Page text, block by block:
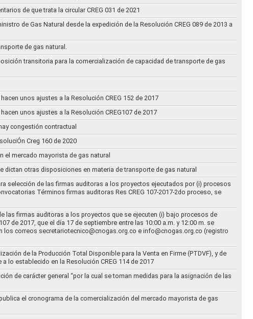
de que trata la circular CREG 031 de 2021
de Gas Natural desde la expedición de la Resolución CREG 089 de 2013 a
de gas natural.
transitoria para la comercialización de capacidad de transporte de gas
unos ajustes a la Resolución CREG 152 de 2017
unos ajustes a la Resolución CREG107 de 2017
congestión contractual
Creg 160 de 2020
mercado mayorista de gas natural
otras disposiciones en materia de transporte de gas natural
selección de las firmas auditoras a los proyectos ejecutados por (i) procesos
Términos firmas auditoras Res CREG 107-2017-2do proceso, se
las firmas auditoras a los proyectos que se ejecuten (i) bajo procesos de
de 2017, que el día 17 de septiembre entre las 10:00 a.m. y 12:00 m. se
correos secretariotecnico@cnogas.org.co e info@cnogas.org.co (registro
de la Producción Total Disponible para la Venta en Firme (PTDVF), y de
lo establecido en la Resolución CREG 114 de 2017
de carácter general “por la cual se toman medidas para la asignación de las
el cronograma de la comercialización del mercado mayorista de gas